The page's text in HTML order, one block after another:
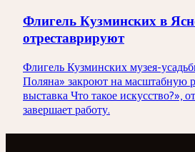
Флигель Кузминских в
отреставрируют
Флигель Кузминских музея-
Поляна» закроют на масштабную
выставка Что такое искусство?»,
завершает работу.